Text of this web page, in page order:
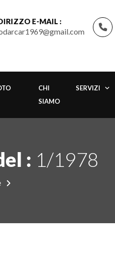
E-MAIL :
CHI
SIAMO
SERVIZI
: 1/1978